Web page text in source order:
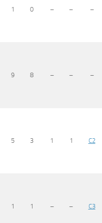
1 0 – – –
9 8 – – –
5 3 1 1 C2
1 1 – – C3